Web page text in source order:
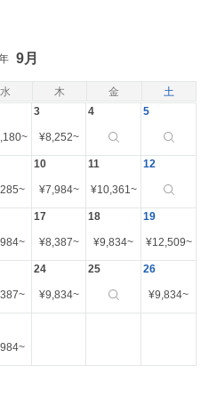
水 木 金 土
9月
~
3
¥8,252~
4 5
~
10
¥7,984~
11
¥10,361~
12
~
17
¥8,387~
18
¥9,834~
19
¥12,509~
~
24
¥9,834~
25 26
¥9,834~
~